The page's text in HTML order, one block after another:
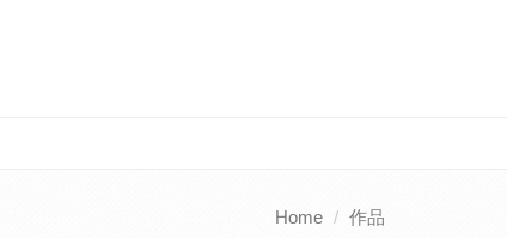
Home 作品